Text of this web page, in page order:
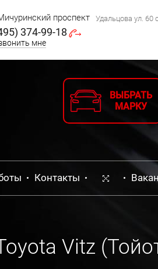
проспект Удальцова ул. 60
374-99-18
мне
ВЫБРАТЬ
МАРКУ
Контакты
Vitz